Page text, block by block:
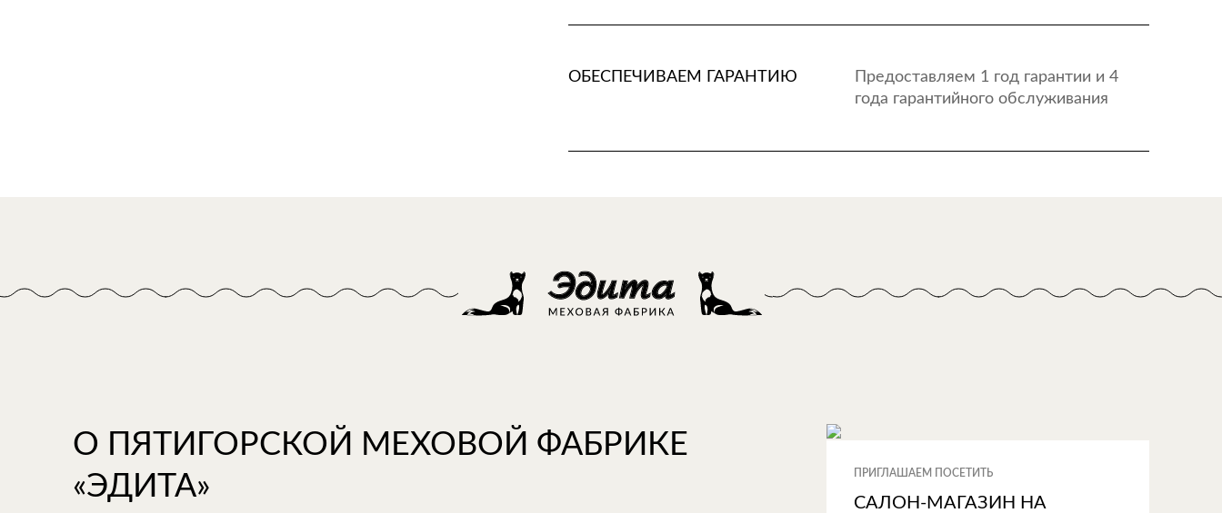
ОБЕСПЕЧИВАЕМ ГАРАНТИЮ
Предоставляем 1 год гарантии и 4
года гарантийного обслуживания
О ПЯТИГОРСКОЙ МЕХОВОЙ ФАБРИКЕ
«ЭДИТА»
ПРИГЛАШАЕМ ПОСЕТИТЬ
САЛОН-МАГАЗИН НА